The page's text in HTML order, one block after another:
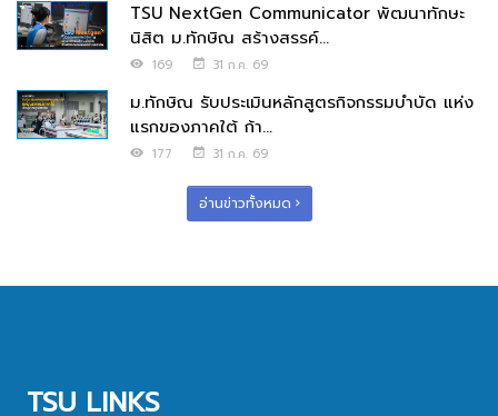
TSU NextGen Communicator พัฒนาทักษะ
นิสิต ม.ทักษิณ สร้างสรรค์...
169 31 ก.ค. 69
ม.ทักษิณ รับประเมินหลักสูตรกิจกรรมบำบัด แห่ง
แรกของภาคใต้ ก้า...
177 31 ก.ค. 69
อ่านข่าวทั้งหมด
TSU LINKS